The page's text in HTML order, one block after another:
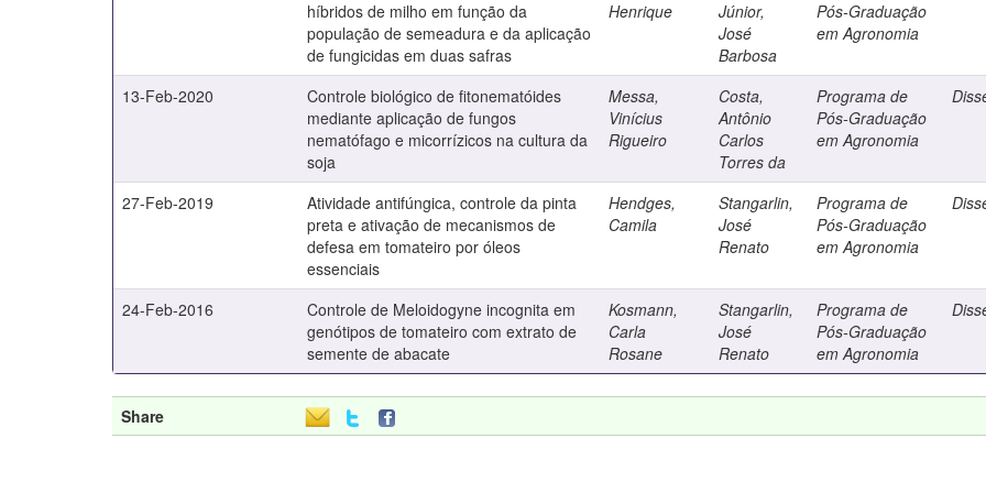
híbridos de milho em função da
população de semeadura e da aplicação
de fungicidas em duas safras
Henrique
Júnior,
José
Barbosa
Pós-Graduação
em Agronomia
13-Feb-2020
Controle biológico de fitonematóides
mediante aplicação de fungos
nematófago e micorrízicos na cultura da
soja
Messa,
Vinícius
Rigueiro
Costa,
Antônio
Carlos
Torres da
Programa de
Pós-Graduação
em Agronomia
27-Feb-2019
Atividade antifúngica, controle da pinta
preta e ativação de mecanismos de
defesa em tomateiro por óleos
essenciais
Hendges,
Camila
Stangarlin,
José
Renato
Programa de
Pós-Graduação
em Agronomia
24-Feb-2016
Controle de Meloidogyne incognita em
genótipos de tomateiro com extrato de
semente de abacate
Kosmann,
Carla
Rosane
Stangarlin,
José
Renato
Programa de
Pós-Graduação
em Agronomia
Share